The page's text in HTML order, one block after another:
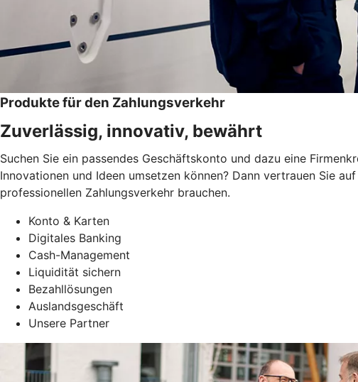
Produkte für den Zahlungsverkehr
Zuverlässig, innovativ, bewährt
Suchen Sie ein passendes Geschäftskonto und dazu eine
Innovationen und Ideen umsetzen können? Dann vertrauen Sie
professionellen Zahlungsverkehr brauchen.
Konto & Karten
Digitales Banking
Cash-Management
Liquidität sichern
Bezahllösungen
Auslandsgeschäft
Unsere Partner